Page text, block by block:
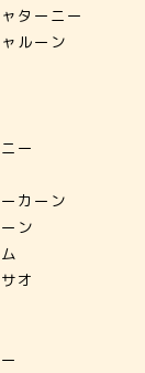
ターニー
ルーン
ー
カーン
ン
オ